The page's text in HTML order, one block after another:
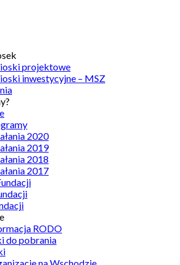
projektowe
inwestycyjne – MSZ
2020
2019
2018
2017
RODO
do pobrania